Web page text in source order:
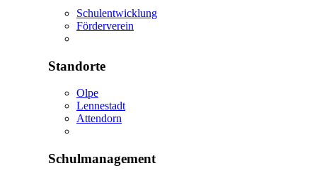
Schulentwicklung
Förderverein
Standorte
Olpe
Lennestadt
Attendorn
Schulmanagement